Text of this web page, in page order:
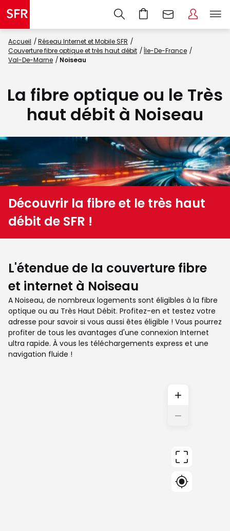
Accueil
Réseau Internet et Mobile SFR
Couverture fibre optique et très haut débit
Île-De-France
Val-De-Marne
Noiseau
La fibre optique ou le Très
haut débit à Noiseau
Découvrir la fibre et le très haut
débit de SFR !
L'étendue de la couverture fibre
et internet à Noiseau
A Noiseau, de nombreux logements sont éligibles à la fibre
optique ou au Très Haut Débit. Profitez-en et testez votre
adresse pour savoir si vous aussi êtes éligible ! Vous pourrez
profiter de tous les avantages d'une connexion Internet
ultra rapide. À vous les téléchargements express et une
navigation fluide !
+
−